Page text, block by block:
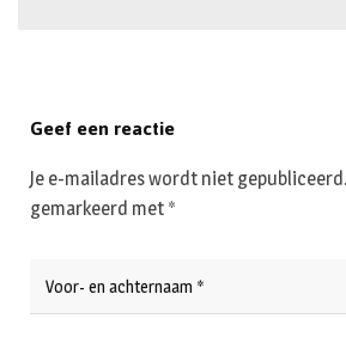
Geef een reactie
Je e-mailadres wordt niet gepubliceerd.
gemarkeerd met *